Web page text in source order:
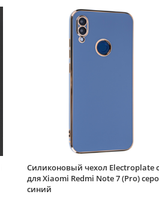
Силиконовый чехол Electroplate
для Xiaomi Redmi Note 7 (Pro)
синий